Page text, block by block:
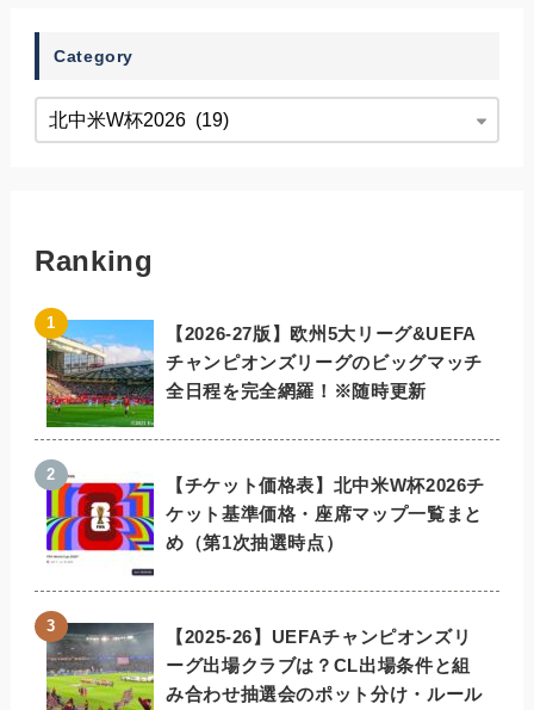
Category
Ranking
【2026-27版】欧州5大リーグ&UEFA
チャンピオンズリーグのビッグマッチ
全日程を完全網羅！※随時更新
【チケット価格表】北中米W杯2026チ
ケット基準価格・座席マップ一覧まと
め（第1次抽選時点）
【2025-26】UEFAチャンピオンズリ
ーグ出場クラブは？CL出場条件と組
み合わせ抽選会のポット分け・ルール